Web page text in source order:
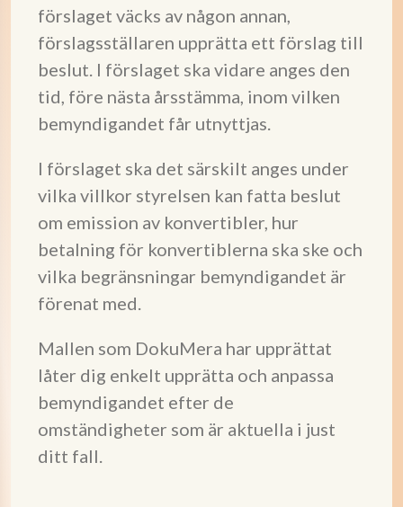
förslaget väcks av någon annan,
förslagsställaren upprätta ett förslag till
beslut. I förslaget ska vidare anges den
tid, före nästa årsstämma, inom vilken
bemyndigandet får utnyttjas.
I förslaget ska det särskilt anges under
vilka villkor styrelsen kan fatta beslut
om emission av konvertibler, hur
betalning för konvertiblerna ska ske och
vilka begränsningar bemyndigandet är
förenat med.
Mallen som DokuMera har upprättat
låter dig enkelt upprätta och anpassa
bemyndigandet efter de
omständigheter som är aktuella i just
ditt fall.